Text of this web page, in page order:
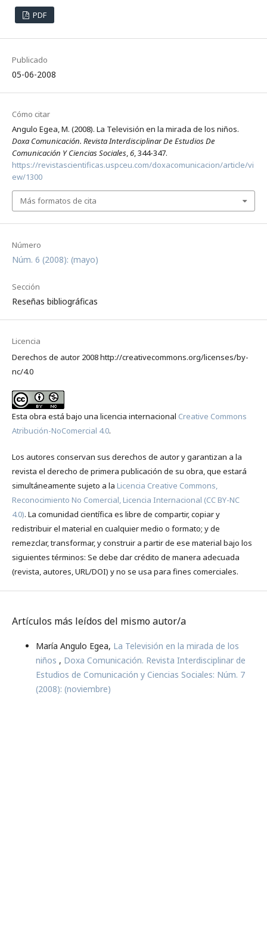
PDF
Publicado
05-06-2008
Número
Núm. 6 (2008): (mayo)
Sección
Reseñas bibliográficas
Licencia
Derechos de autor 2008 http://creativecommons.org/licenses/by-
nc/4.0
Esta obra está bajo una licencia internacional Creative Commons
Atribución-NoComercial 4.0.
Los autores conservan sus derechos de autor y garantizan a la
revista el derecho de primera publicación de su obra, que estará
simultáneamente sujeto a la Licencia Creative Commons,
Reconocimiento No Comercial, Licencia Internacional (CC BY-NC
4.0). La comunidad científica es libre de compartir, copiar y
redistribuir el material en cualquier medio o formato; y de
remezclar, transformar, y construir a partir de ese material bajo los
siguientes términos: Se debe dar crédito de manera adecuada
(revista, autores, URL/DOI) y no se usa para fines comerciales.
Cómo citar
Angulo Egea, M. (2008). La Televisión en la mirada de los niños.
Doxa Comunicación. Revista Interdisciplinar De Estudios De
Comunicación Y Ciencias Sociales,6, 344-347.
https://revistascientificas.uspceu.com/doxacomunicacion/article/vi
ew/1300
Más formatos de cita
Artículos más leídos del mismo autor/a
María Angulo Egea, La Televisión en la mirada de los
niños , Doxa Comunicación. Revista Interdisciplinar de
Estudios de Comunicación y Ciencias Sociales: Núm. 7
(2008): (noviembre)